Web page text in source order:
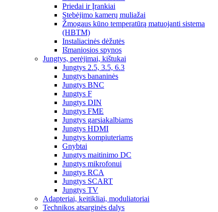
Priedai ir Įrankiai
Stebėjimo kamerų muliažai
Žmogaus kūno temperatūrą matuojanti sistema
(HBTM)
Instaliacinės dėžutės
Išmaniosios spynos
Jungtys, perėjimai, kištukai
Jungtys 2.5, 3.5, 6.3
Jungtys bananinės
Jungtys BNC
Jungtys F
Jungtys DIN
Jungtys FME
Jungtys garsiakalbiams
Jungtys HDMI
Jungtys kompiuteriams
Gnybtai
Jungtys maitinimo DC
Jungtys mikrofonui
Jungtys RCA
Jungtys SCART
Jungtys TV
Adapteriai, keitikliai, moduliatoriai
Technikos atsarginės dalys